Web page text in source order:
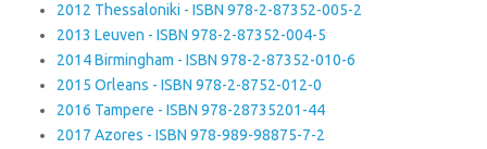
2012 Thessaloniki - ISBN 978-2-87352-005-2
2013 Leuven - ISBN 978-2-87352-004-5
2014 Birmingham - ISBN 978-2-87352-010-6
2015 Orleans - ISBN 978-2-8752-012-0
2016 Tampere - ISBN 978-28735201-44
2017 Azores - ISBN 978-989-98875-7-2